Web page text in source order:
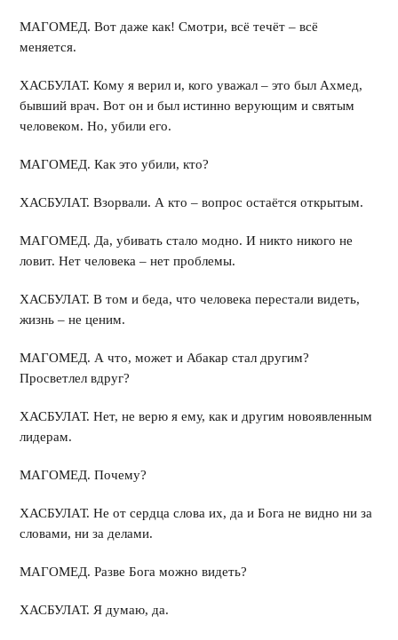
МАГОМЕД. Вот даже как! Смотри, всё течёт – всё
меняется.
ХАСБУЛАТ. Кому я верил и, кого уважал – это был Ахмед,
бывший врач. Вот он и был истинно верующим и святым
человеком. Но, убили его.
МАГОМЕД. Как это убили, кто?
ХАСБУЛАТ. Взорвали. А кто – вопрос остаётся открытым.
МАГОМЕД. Да, убивать стало модно. И никто никого не
ловит. Нет человека – нет проблемы.
ХАСБУЛАТ. В том и беда, что человека перестали видеть,
жизнь – не ценим.
МАГОМЕД. А что, может и Абакар стал другим?
Просветлел вдруг?
ХАСБУЛАТ. Нет, не верю я ему, как и другим новоявленным
лидерам.
МАГОМЕД. Почему?
ХАСБУЛАТ. Не от сердца слова их, да и Бога не видно ни за
словами, ни за делами.
МАГОМЕД. Разве Бога можно видеть?
ХАСБУЛАТ. Я думаю, да.